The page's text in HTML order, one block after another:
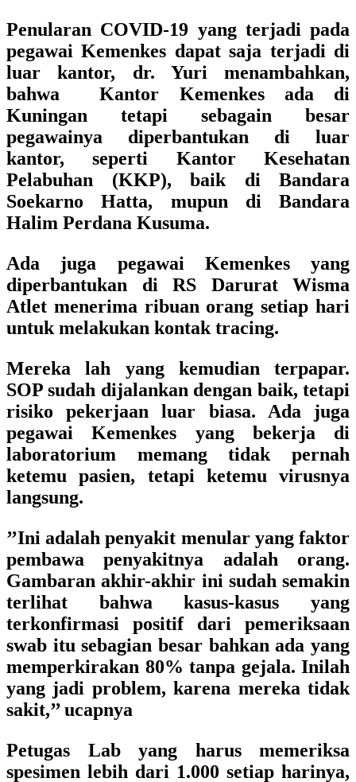
Penularan COVID-19 yang terjadi pada
pegawai Kemenkes dapat saja terjadi di
luar kantor, dr. Yuri menambahkan,
bahwa Kantor Kemenkes ada di
Kuningan tetapi sebagain besar
pegawainya diperbantukan di luar
kantor, seperti Kantor Kesehatan
Pelabuhan (KKP), baik di Bandara
Soekarno Hatta, mupun di Bandara
Halim Perdana Kusuma.
Ada juga pegawai Kemenkes yang
diperbantukan di RS Darurat Wisma
Atlet menerima ribuan orang setiap hari
untuk melakukan kontak tracing.
Mereka lah yang kemudian terpapar.
SOP sudah dijalankan dengan baik, tetapi
risiko pekerjaan luar biasa. Ada juga
pegawai Kemenkes yang bekerja di
laboratorium memang tidak pernah
ketemu pasien, tetapi ketemu virusnya
langsung.
’’Ini adalah penyakit menular yang faktor
pembawa penyakitnya adalah orang.
Gambaran akhir-akhir ini sudah semakin
terlihat bahwa kasus-kasus yang
terkonfirmasi positif dari pemeriksaan
swab itu sebagian besar bahkan ada yang
memperkirakan 80% tanpa gejala. Inilah
yang jadi problem, karena mereka tidak
sakit,’’ ucapnya
Petugas Lab yang harus memeriksa
spesimen lebih dari 1.000 setiap harinya,